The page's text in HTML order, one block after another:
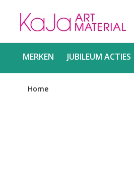
MERKEN JUBILEUM ACTIES
Home